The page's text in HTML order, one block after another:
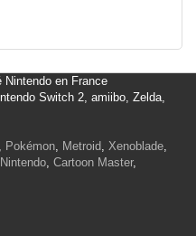
Nintendo en France
Switch 2, amiibo, Zelda,
, Pokémon, Metroid, Xenoblade,
, Cartoon Master,